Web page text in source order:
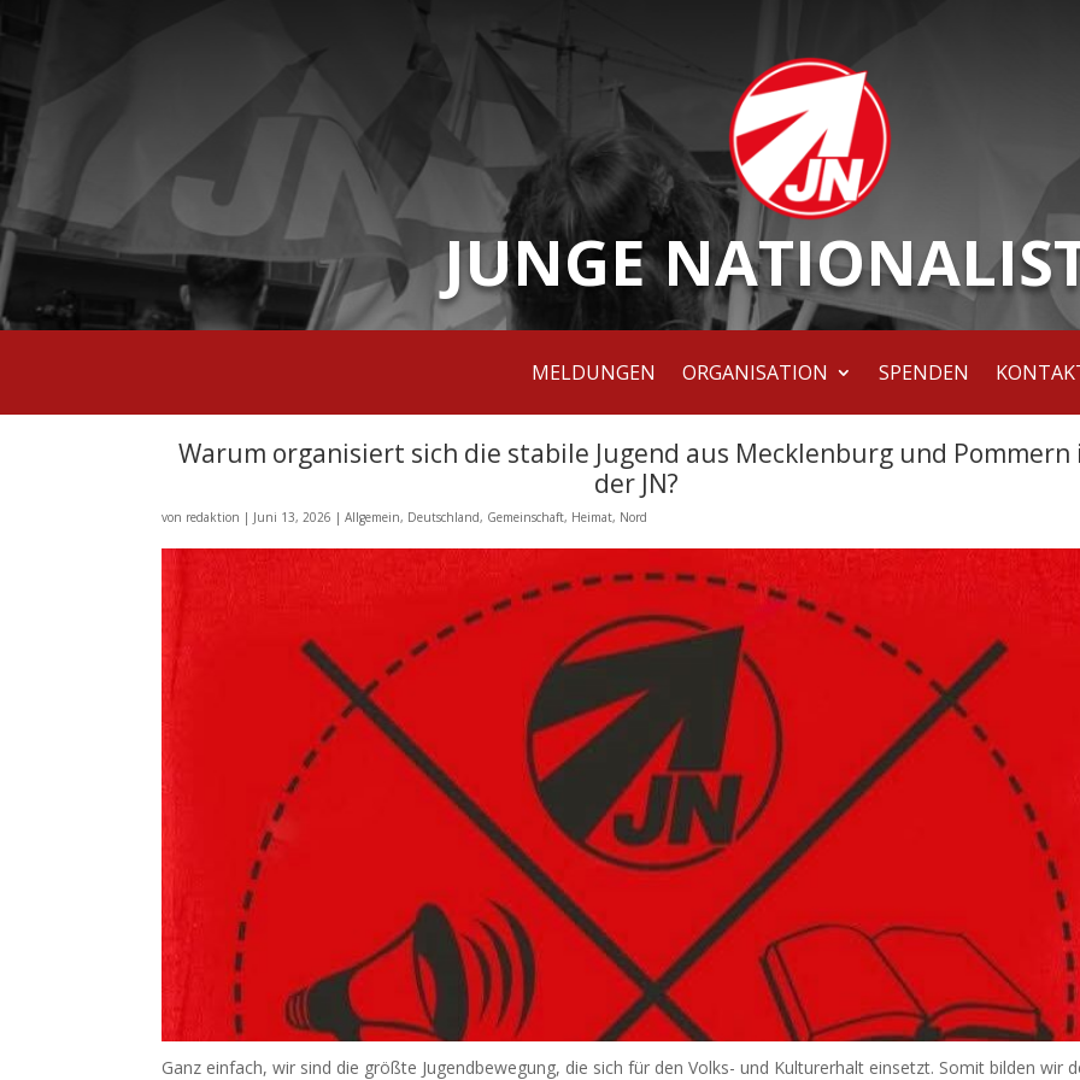
JUNGE
MELDUNGEN ORGANISATION SPENDEN
Warum organisiert sich die stabile Jugend aus Mecklenburg und Pommern
der JN?
von redaktion | Juni 13, 2026 |Allgemein, Deutschland, Gemeinschaft, Heimat, Nord
Ganz einfach, wir sind die größte Jugendbewegung, die sich für den Volks- und Kulturerhalt einsetzt. Somit bilden wir